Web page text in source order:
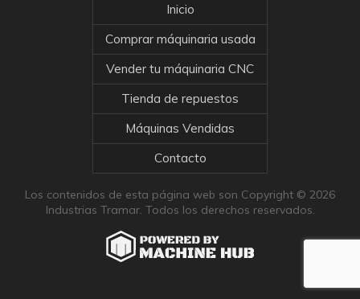
Inicio
Comprar máquinaria usada
Vender tu máquinaria CNC
Tienda de repuestos
Máquinas Vendidas
Contacto
Los contenidos de esta página web son Copyright © 2026
Industrias Tramar. Todos los derechos reservados.